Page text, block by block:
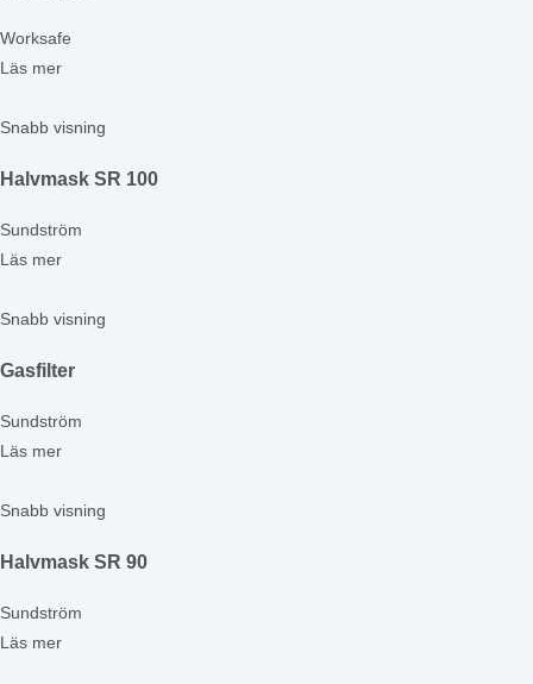
Worksafe
Läs mer
Snabb visning
Halvmask SR 100
Sundström
Läs mer
Snabb visning
Gasfilter
Sundström
Läs mer
Snabb visning
Halvmask SR 90
Sundström
Läs mer